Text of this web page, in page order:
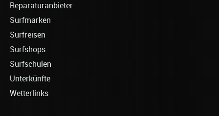
Reparaturanbieter
Surfmarken
Surfreisen
Surfshops
Surfschulen
Unterkünfte
Wetterlinks